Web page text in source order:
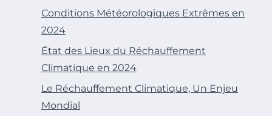
Conditions Météorologiques Extrêmes en
2024
État des Lieux du Réchauffement
Climatique en 2024
Le Réchauffement Climatique, Un Enjeu
Mondial